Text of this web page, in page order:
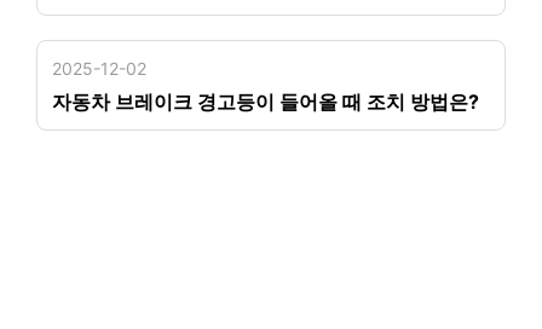
2025-12-02
자동차 브레이크 경고등이 들어올 때 조치 방법은?